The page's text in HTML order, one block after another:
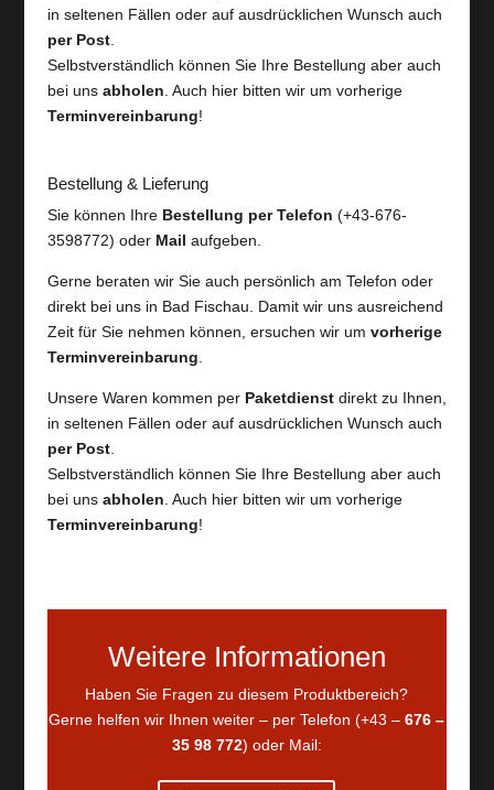
in seltenen Fällen oder auf ausdrücklichen Wunsch auch
per Post.
Selbstverständlich können Sie Ihre Bestellung aber auch
bei uns abholen. Auch hier bitten wir um vorherige
Terminvereinbarung!
Bestellung & Lieferung
Sie können Ihre Bestellung per Telefon (+43-676-
3598772) oder Mail aufgeben.
Gerne beraten wir Sie auch persönlich am Telefon oder
direkt bei uns in Bad Fischau. Damit wir uns ausreichend
Zeit für Sie nehmen können, ersuchen wir um vorherige
Terminvereinbarung
Unsere Waren kommen per Paketdienstdirekt zu Ihnen,
in seltenen Fällen oder auf ausdrücklichen Wunsch auch
per Post.
Selbstverständlich können Sie Ihre Bestellung aber auch
bei uns abholen . Auch hier bitten wir um vorherige
Terminvereinbarung!
Weitere Informationen
Haben Sie Fragen zu diesem Produktbereich?
Gerne helfen wir Ihnen weiter – per Telefon (+43 –676 –
35 98 772) oder Mail: